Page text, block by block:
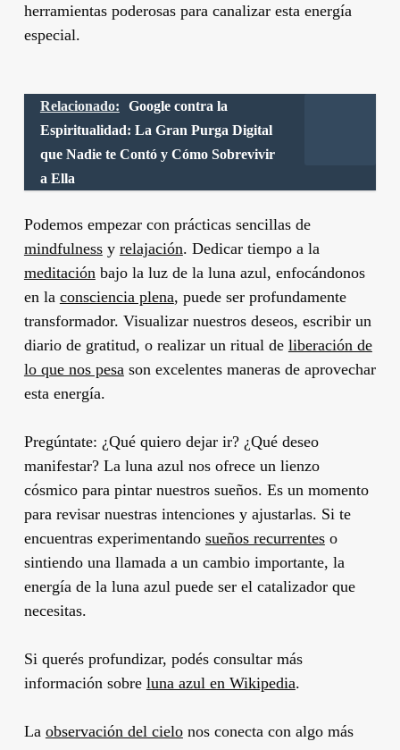
herramientas poderosas para canalizar esta energía
especial.
Relacionado:
Google contra la
Espiritualidad: La Gran Purga Digital
que Nadie te Contó y Cómo Sobrevivir
a Ella
Podemos empezar con prácticas sencillas de
mindfulnessy relajación. Dedicar tiempo a la
meditación bajo la luz de la luna azul, enfocándonos
en la consciencia plena, puede ser profundamente
transformador. Visualizar nuestros deseos, escribir un
diario de gratitud, o realizar un ritual de liberación de
lo que nos pesa son excelentes maneras de aprovechar
esta energía.
Pregúntate: ¿Qué quiero dejar ir? ¿Qué deseo
manifestar? La luna azul nos ofrece un lienzo
cósmico para pintar nuestros sueños. Es un momento
para revisar nuestras intenciones y ajustarlas. Si te
encuentras experimentando sueños recurrenteso
sintiendo una llamada a un cambio importante, la
energía de la luna azul puede ser el catalizador que
necesitas.
Si querés profundizar, podés consultar más
información sobre luna azul en Wikipedia.
La observación del cielonos conecta con algo más